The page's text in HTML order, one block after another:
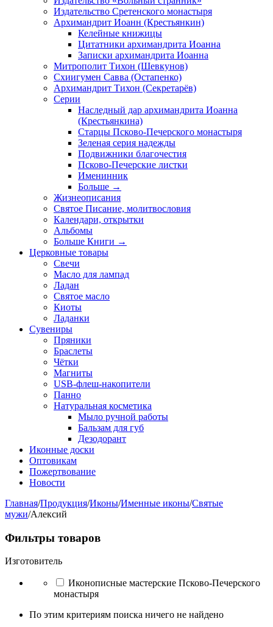
Издательство Сретенского монастыря
Архимандрит Иоанн (Крестьянкин)
Келейные книжицы
Цитатники архимандрита Иоанна
Записки архимандрита Иоанна
Митрополит Тихон (Шевкунов)
Схиигумен Савва (Остапенко)
Архимандрит Тихон (Секретарёв)
Серии
Наследный дар архимандрита Иоанна
(Крестьянкина)
Старцы Псково-Печерского монастыря
Зеленая серия надежды
Подвижники благочестия
Псково-Печерские листки
Именинник
Больше →
Жизнеописания
Святое Писание, молитвословия
Календари, открытки
Альбомы
Больше Книги →
Церковные товары
Свечи
Масло для лампад
Ладан
Святое масло
Киоты
Ладанки
Сувениры
Пряники
Браслеты
Чётки
Магниты
USB-флеш-накопители
Панно
Натуральная косметика
Мыло ручной работы
Бальзам для губ
Дезодорант
Иконные доски
Оптовикам
Пожертвование
Новости
Главная/Продукция/Иконы/Именные иконы/Святые
мужи/Алексий
Фильтры товаров
Изготовитель
Иконописные мастерские Псково-Печерского
монастыря
По этим критериям поиска ничего не найдено